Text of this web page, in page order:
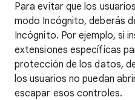
Para evitar que los
modo Incógnito, deberás
Incógnito. Por ejemplo, si
extensiones específicas
protección de los datos,
los usuarios no puedan
escapar esos controles.